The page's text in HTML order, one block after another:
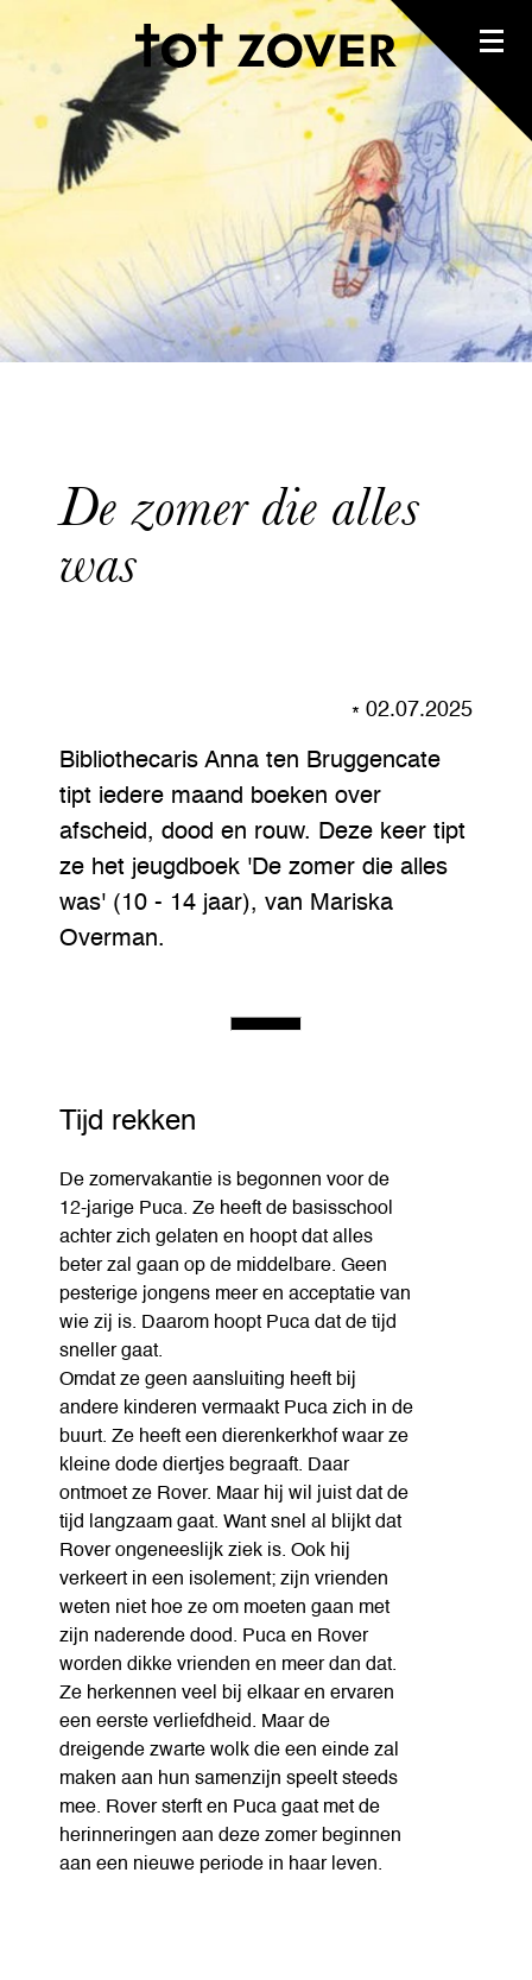
De zomer die alles
was
02.07.2025
Bibliothecaris Anna ten Bruggencate
tipt iedere maand boeken over
afscheid, dood en rouw. Deze keer tipt
ze het jeugdboek 'De zomer die alles
was' (10 - 14 jaar), van Mariska
Overman.
Tijd rekken
De zomervakantie is begonnen voor de
12-jarige Puca. Ze heeft de basisschool
achter zich gelaten en hoopt dat alles
beter zal gaan op de middelbare. Geen
pesterige jongens meer en acceptatie van
wie zij is. Daarom hoopt Puca dat de tijd
sneller gaat.
Omdat ze geen aansluiting heeft bij
andere kinderen vermaakt Puca zich in de
buurt. Ze heeft een dierenkerkhof waar ze
kleine dode diertjes begraaft. Daar
ontmoet ze Rover. Maar hij wil juist dat de
tijd langzaam gaat. Want snel al blijkt dat
Rover ongeneeslijk ziek is. Ook hij
verkeert in een isolement; zijn vrienden
weten niet hoe ze om moeten gaan met
zijn naderende dood. Puca en Rover
worden dikke vrienden en meer dan dat.
Ze herkennen veel bij elkaar en ervaren
een eerste verliefdheid. Maar de
dreigende zwarte wolk die een einde zal
maken aan hun samenzijn speelt steeds
mee. Rover sterft en Puca gaat met de
herinneringen aan deze zomer beginnen
aan een nieuwe periode in haar leven.